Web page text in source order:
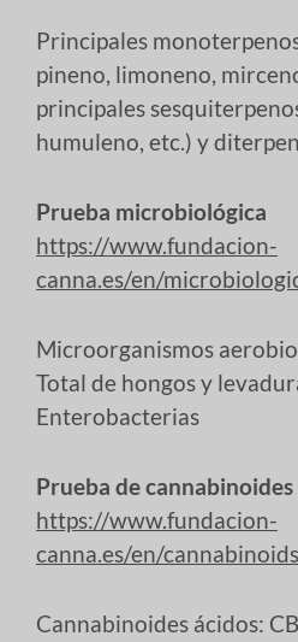
Principales
pineno, limoneno,
principales
humuleno, etc.) y
Prueba microbiológica
https://www.fundacion-
canna.es/en/
Microorganismos
Total de hongos y
Enterobacterias
Prueba de
https://www.fundacion-
canna.es/en/
Cannabinoides ácidos: